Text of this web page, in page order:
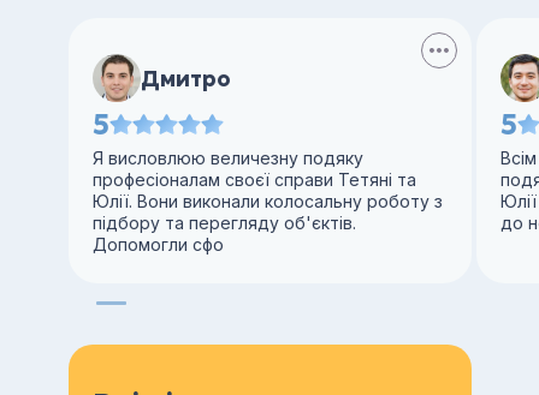
Дмитро
5
Я висловлюю величезну подяку
професіоналам своєї справи Тетяні та
Юлії. Вони виконали колосальну роботу з
підбору та перегляду об'єктів.
Допомогли сфо
5
до